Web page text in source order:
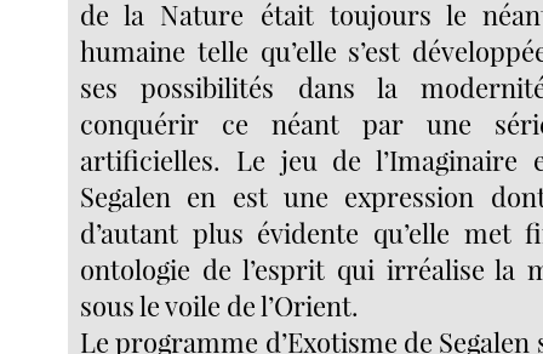
de la Nature était toujours le
humaine telle qu’elle s’est
ses possibilités dans la
conquérir ce néant par une
artificielles. Le jeu de l’Imaginaire
Segalen en est une expression
d’autant plus évidente qu’elle met
ontologie de l’esprit qui irréalise la
sous le voile de l’Orient.
Le programme d’Exotisme de Segalen